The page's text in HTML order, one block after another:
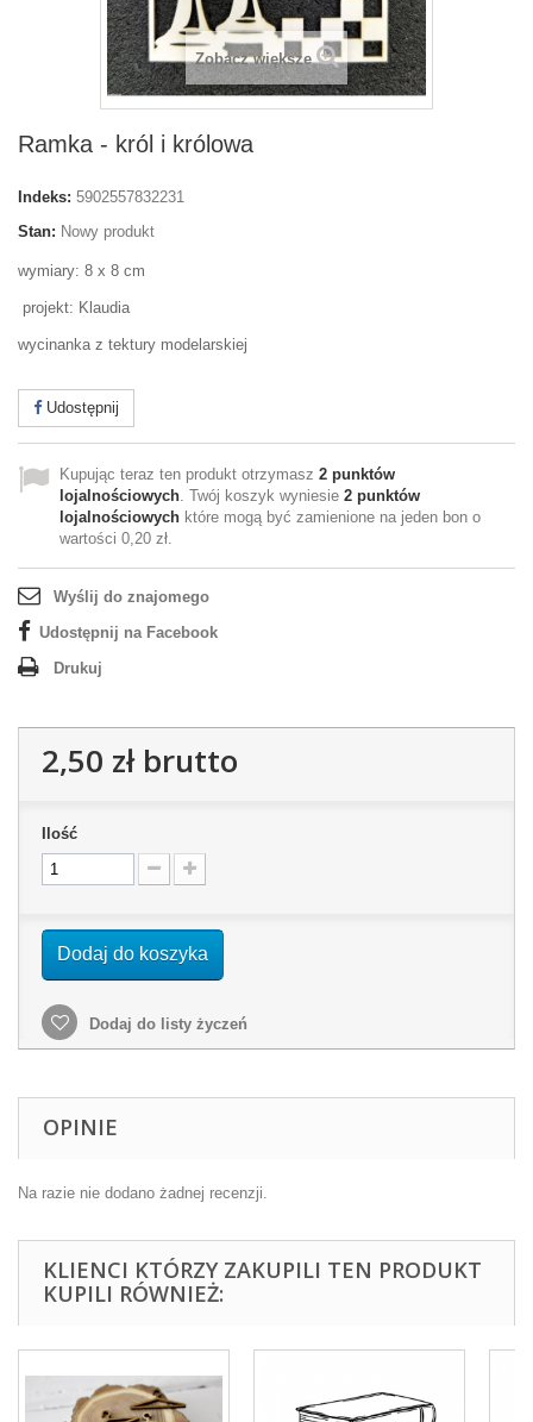
Zobacz większe
Ramka - król i królowa
Indeks: 5902557832231
Stan: Nowy produkt
wymiary: 8 x 8 cm
projekt: Klaudia
wycinanka z tektury modelarskiej
Udostępnij
Kupując teraz ten produkt otrzymasz 2 punktów
lojalnościowych. Twój koszyk wyniesie 2 punktów
lojalnościowych które mogą być zamienione na jeden bon o
wartości 0,20 zł.
Wyślij do znajomego
Udostępnij na Facebook
Drukuj
2,50 złbrutto
Ilość
Dodaj do koszyka
Dodaj do listy życzeń
OPINIE
Na razie nie dodano żadnej recenzji.
KLIENCI KTÓRZY ZAKUPILI TEN PRODUKT
KUPILI RÓWNIEŻ: